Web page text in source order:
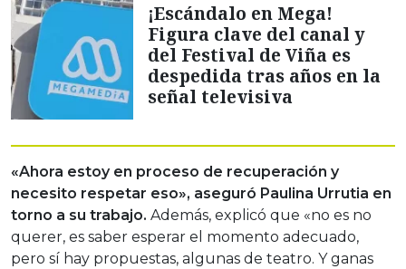
¡Escándalo en Mega!
Figura clave del canal y
del Festival de Viña es
despedida tras años en la
señal televisiva
«Ahora estoy en proceso de recuperación y
necesito respetar eso», aseguró Paulina Urrutia en
torno a su trabajo. Además, explicó que «no es no
querer, es saber esperar el momento adecuado,
pero sí hay propuestas, algunas de teatro. Y ganas